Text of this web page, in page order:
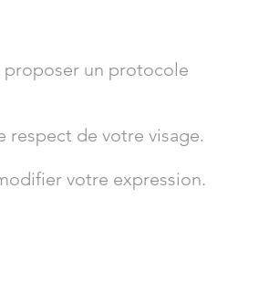
proposer un protocole
respect de votre visage.
votre expression.